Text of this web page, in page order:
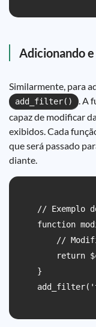
Adicionando
Similarmente, para
add_filter()
. A
capaz de modificar
exibidos. Cada
que será passado
diante.
// Exemplo
function
//
return
    }